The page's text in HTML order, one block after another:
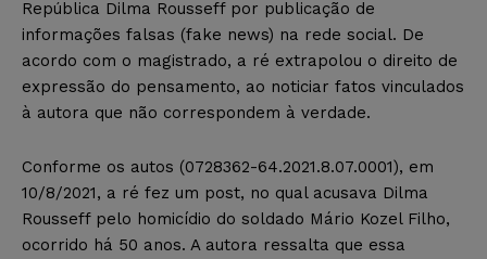
República Dilma Rousseff por publicação de
informações falsas (fake news) na rede social. De
acordo com o magistrado, a ré extrapolou o direito de
expressão do pensamento, ao noticiar fatos vinculados
à autora que não correspondem à verdade.
Conforme os autos (0728362-64.2021.8.07.0001), em
10/8/2021, a ré fez um post, no qual acusava Dilma
Rousseff pelo homicídio do soldado Mário Kozel Filho,
ocorrido há 50 anos. A autora ressalta que essa